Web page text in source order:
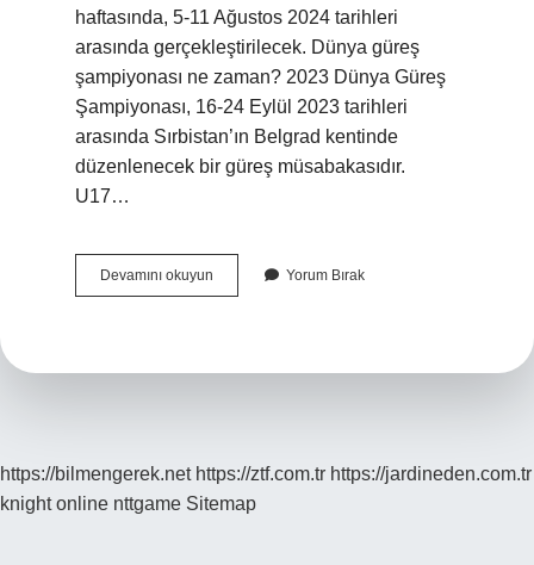
haftasında, 5-11 Ağustos 2024 tarihleri ​​
arasında gerçekleştirilecek. Dünya güreş
şampiyonası ne zaman? 2023 Dünya Güreş
Şampiyonası, 16-24 Eylül 2023 tarihleri ​​
arasında Sırbistan’ın Belgrad kentinde
düzenlenecek bir güreş müsabakasıdır.
U17…
Devamını okuyun
Dünya
Yorum Bırak
https://bilmengerek.net https://ztf.com.tr https://jardineden.com.tr
knight online nttgame Sitemap